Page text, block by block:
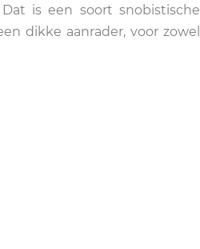
is een soort snobistische
dikke aanrader, voor zowel